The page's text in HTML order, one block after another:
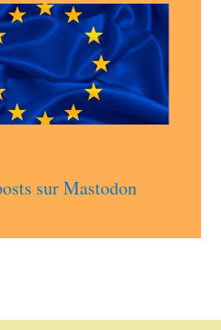
sur Mastodon